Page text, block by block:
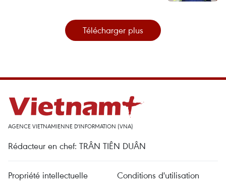
Télécharger plus
AGENCE VIETNAMIENNE D'INFORMATION (VNA)
Rédacteur en chef: TRÂN TIÊN DUÂN
Propriété intellectuelle Conditions d'utilisation